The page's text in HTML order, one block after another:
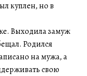
куплен, но в
Выходила замуж
Родился
на мужа, а
свою